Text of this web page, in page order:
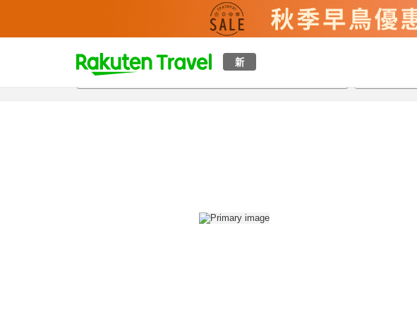
新
t
p
概覽房間及住宿方案 評價設施